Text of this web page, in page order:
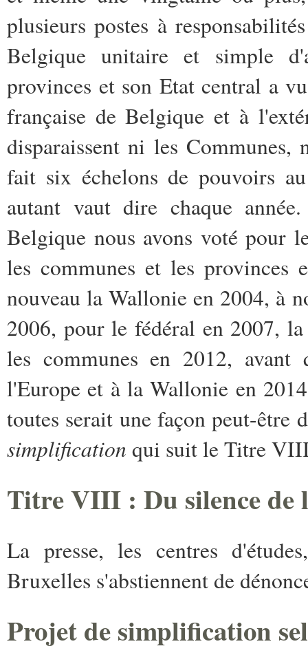
plusieurs postes à
Belgique unitaire et simple
provinces et son Etat central a
française de Belgique et à
disparaissent ni les
fait six échelons de pouvoirs
autant vaut dire chaque
Belgique nous avons voté pour
les communes et les provinces
nouveau la Wallonie en 2004, à
2006, pour le fédéral en 2007,
les communes en 2012,
l'Europe et à la Wallonie en
toutes serait une façon peut-être
simplification qui suit le Titre
Titre VIII : Du silence de
La presse, les centres
Bruxelles s'abstiennent de
Projet de simplification